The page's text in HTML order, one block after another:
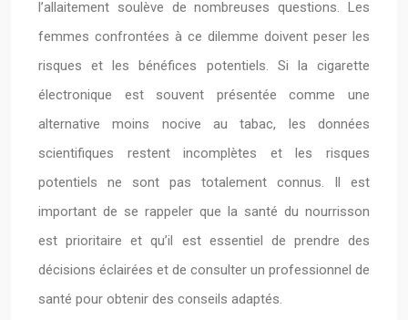
l’allaitement soulève de nombreuses questions. Les
femmes confrontées à ce dilemme doivent peser les
risques et les bénéfices potentiels. Si la cigarette
électronique est souvent présentée comme une
alternative moins nocive au tabac, les données
scientifiques restent incomplètes et les risques
potentiels ne sont pas totalement connus. Il est
important de se rappeler que la santé du nourrisson
est prioritaire et qu’il est essentiel de prendre des
décisions éclairées et de consulter un professionnel de
santé pour obtenir des conseils adaptés.